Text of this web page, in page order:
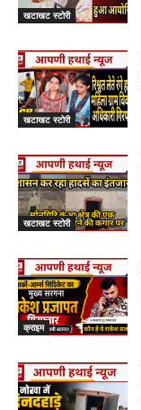
खटाखट स्टोरी
खटाखट स्टोरी
खटाखट स्टोरी
क्राइम